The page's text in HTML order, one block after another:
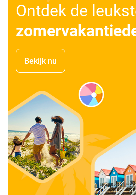
Ontdek de
Bekijk nu